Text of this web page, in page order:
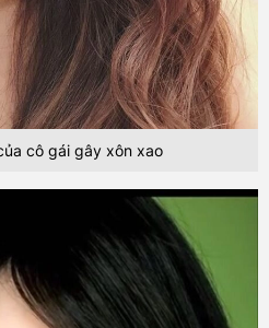
cô gái gây xôn xao